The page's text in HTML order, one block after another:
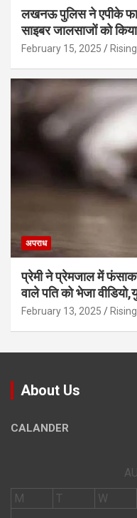
लखनऊ पुलिस ने एपीके
साइबर जालसाजों को किया
February 15, 2025
अपराध
प्रेमी ने प्रेमजाल में
वाले पत‍ि को भेजा
February 13, 2025
About Us
CALANDER
M
T W